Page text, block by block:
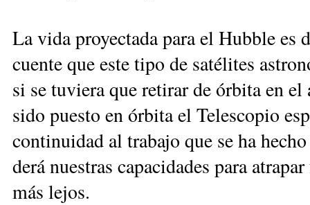
La vi­da pro­yec­ta­da pa­ra el Hub­ble es
cuen­te que es­te ti­po de sa­té­li­tes
si se tu­vie­ra que re­ti­rar de ór­bi­ta en el
si­do pues­to en ór­bi­ta el Te­les­co­pio
con­ti­nui­dad al tra­ba­jo que se ha
de­rá nues­tras ca­pa­ci­da­des pa­ra
más le­jos.